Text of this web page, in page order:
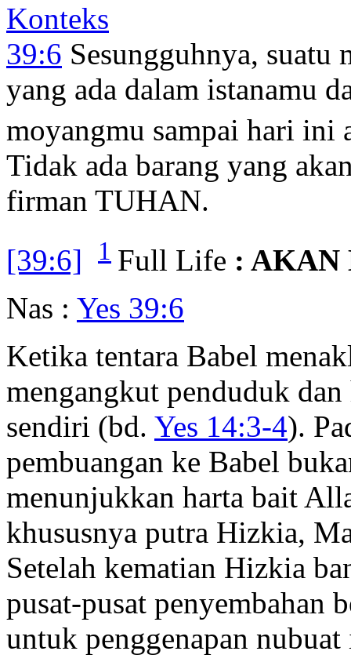
Konteks
39:6 Sesungguhnya, suatu
yang ada dalam istanamu
moyangmu sampai hari ini
Tidak ada barang yang
firman TUHAN.
[39:6]
1 Full Life : AKAN
Nas : Yes 39:6
Ketika tentara Babel
mengangkut penduduk
sendiri (bd. Yes 14:3-4).
pembuangan ke Babel
menunjukkan harta bait
khususnya putra Hizkia,
Setelah kematian Hizkia
pusat-pusat penyembahan
untuk penggenapan